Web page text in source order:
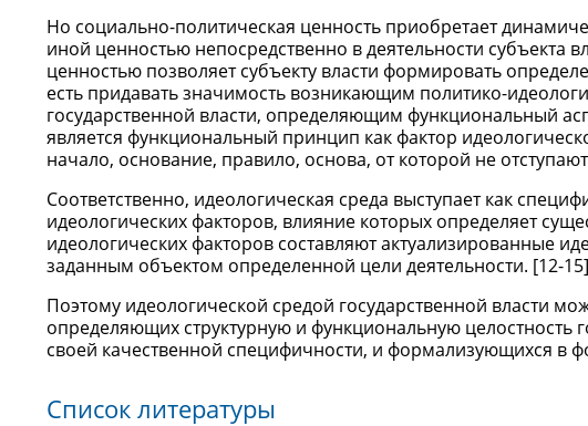
Но социально-политическая ценность приобретает
иной ценностью непосредственно в деятельности субъекта
ценностью позволяет субъекту власти формировать
есть придавать значимость возникающим политико-
государственной власти, определяющим функциональный
является функциональный принцип как фактор
начало, основание, правило, основа, от которой не
Соответственно, идеологическая среда выступает как
идеологических факторов, влияние которых определяет
идеологических факторов составляют актуализированные
заданным объектом определенной цели деятельности. [12-15]
Поэтому идеологической средой государственной власти
определяющих структурную и функциональную целостность
своей качественной специфичности, и формализующихся в
Список литературы